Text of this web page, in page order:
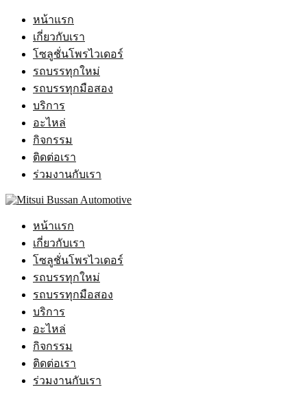
หน้าแรก
เกี่ยวกับเรา
โซลูชั่นโพรไวเดอร์
รถบรรทุกใหม่
รถบรรทุกมือสอง
บริการ
อะไหล่
กิจกรรม
ติดต่อเรา
ร่วมงานกับเรา
หน้าแรก
เกี่ยวกับเรา
โซลูชั่นโพรไวเดอร์
รถบรรทุกใหม่
รถบรรทุกมือสอง
บริการ
อะไหล่
กิจกรรม
ติดต่อเรา
ร่วมงานกับเรา